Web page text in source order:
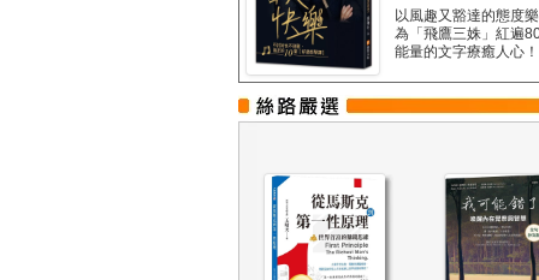
以風趣又豁達的態度
為「飛鷹三姝」紅遍
能量的文字療癒人心